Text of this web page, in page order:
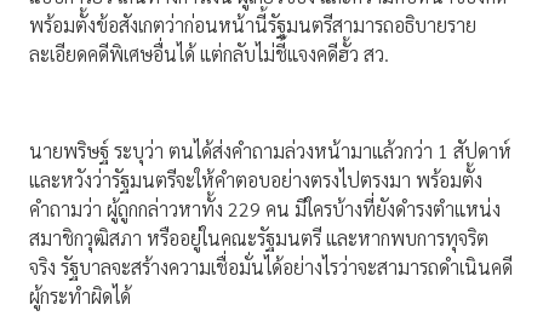
พร้อมตั้งข้อสังเกตว่าก่อนหน้านี้รัฐมนตรีสามารถอธิบายราย
ละเอียดคดีพิเศษอื่นได้ แต่กลับไม่ชี้แจงคดีฮั้ว สว.
นายพริษฐ์ ระบุว่า ตนได้ส่งคำถามล่วงหน้ามาแล้วกว่า 1 สัปดาห์
และหวังว่ารัฐมนตรีจะให้คำตอบอย่างตรงไปตรงมา พร้อมตั้ง
คำถามว่า ผู้ถูกกล่าวหาทั้ง 229 คน มีใครบ้างที่ยังดำรงตำแหน่ง
สมาชิกวุฒิสภา หรืออยู่ในคณะรัฐมนตรี และหากพบการทุจริต
จริง รัฐบาลจะสร้างความเชื่อมั่นได้อย่างไรว่าจะสามารถดำเนินคดี
ผู้กระทำผิดได้